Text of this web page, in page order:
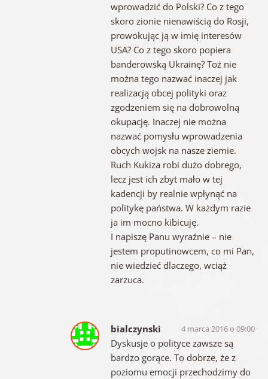
wprowadzić do Polski? Co z tego
skoro zionie nienawiścią do Rosji,
prowokując ją w imię interesów
USA? Co z tego skoro popiera
banderowską Ukrainę? Toż nie
można tego nazwać inaczej jak
realizacją obcej polityki oraz
zgodzeniem się na dobrowolną
okupację. Inaczej nie można
nazwać pomysłu wprowadzenia
obcych wojsk na nasze ziemie.
Ruch Kukiza robi dużo dobrego,
lecz jest ich zbyt mało w tej
kadencji by realnie wpłynąć na
politykę państwa. W każdym razie
ja im mocno kibicuję.
I napiszę Panu wyraźnie – nie
jestem proputinowcem, co mi Pan,
nie wiedzieć dlaczego, wciąż
zarzuca.
bialczynski 4 marca 2016 o 09:00
Dyskusje o polityce zawsze są
bardzo gorące. To dobrze, że z
poziomu emocji przechodzimy do